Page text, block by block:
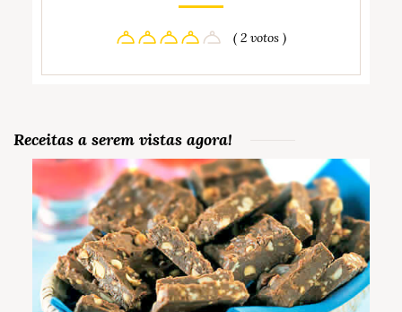
( 2 votos )
Receitas a serem vistas agora!